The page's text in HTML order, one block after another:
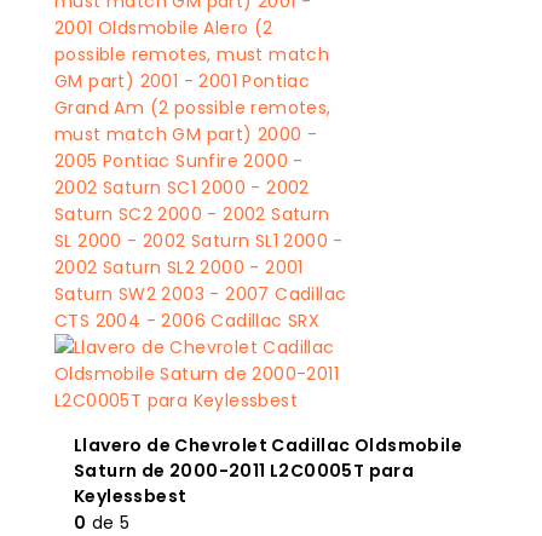
Llavero de Chevrolet Cadillac Oldsmobile
Saturn de 2000-2011 L2C0005T para
Keylessbest
0 de 5